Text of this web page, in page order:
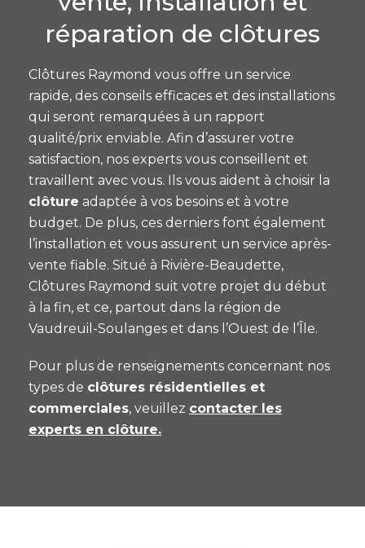
réparation de clôtures
Clôtures Raymond vous offre un service
rapide, des conseils efficaces et des installations
qui seront remarquées à un rapport
qualité/prix enviable. Afin d’assurer votre
satisfaction, nos experts vous conseillent et
travaillent avec vous. Ils vous aident à choisir la
clôture adaptée à vos besoins et à votre
budget. De plus, ces derniers font également
l’installation et vous assurent un service après-
vente fiable. Situé à Rivière-Beaudette,
Clôtures Raymond suit votre projet du début
à la fin, et ce, partout dans la région de
Vaudreuil-Soulanges et dans l’Ouest de l’Île.
Pour plus de renseignements concernant nos
types de clôtures résidentielles et
commerciales, veuillez contacter les
experts en clôture.